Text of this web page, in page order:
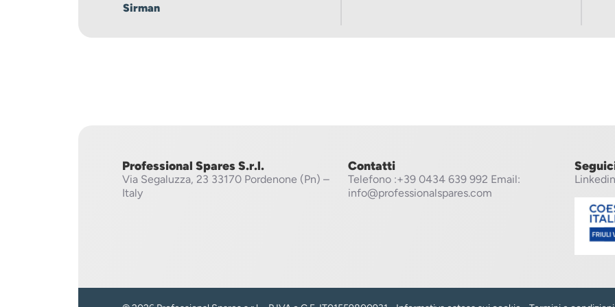
Sirman
Professional Spares S.r.l.
Via Segaluzza, 23 33170 Pordenone (Pn) –
Italy
Contatti
Telefono :+39 0434 639 992 Email:
info@professionalspares.com
Linkedin